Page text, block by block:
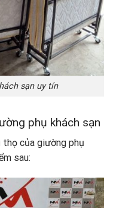
sạn uy tín
phụ khách sạn
của giường phụ
sau: